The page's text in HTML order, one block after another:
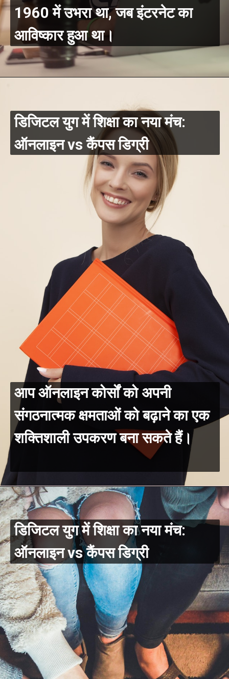
1960 में उभरा था, जब इंटरनेट का
आविष्कार हुआ था।
आप ऑनलाइन कोर्सों को अपनी
संगठनात्मक क्षमताओं को बढ़ाने का एक
शक्तिशाली उपकरण बना सकते हैं।
डिजिटल युग में शिक्षा का नया मंच:
ऑनलाइन vs कैंपस डिग्री
डिजिटल युग में शिक्षा का नया मंच:
ऑनलाइन vs कैंपस डिग्री